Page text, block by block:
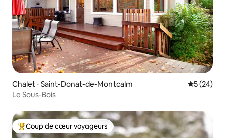
Chalet ⋅ Saint-Donat-de-Montcalm
5 (24)
Le Sous-Bois
Coups de cœur voyageurs les plus appréciés
Coup de cœur voyageurs